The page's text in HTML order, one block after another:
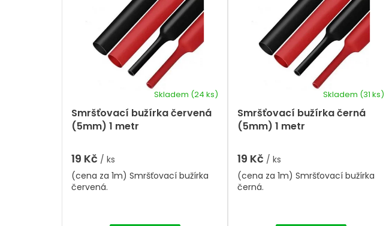
Smršťovací bužírka červená
(5mm) 1 metr
Skladem (24 ks)
19 Kč / ks
(cena za 1m) Smršťovací bužírka
červená.
Smršťovací bužírka černá
(5mm) 1 metr
Skladem (31 ks)
19 Kč / ks
(cena za 1m) Smršťovací bužírka
černá.